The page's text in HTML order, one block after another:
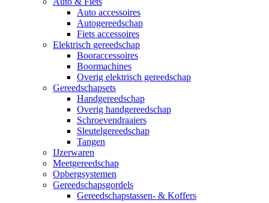
Auto accessoires
Autogereedschap
Fiets accessoires
Elektrisch gereedschap
Booraccessoires
Boormachines
Overig elektrisch gereedschap
Gereedschapsets
Handgereedschap
Overig handgereedschap
Schroevendraaiers
Sleutelgereedschap
Tangen
IJzerwaren
Meetgereedschap
Opbergsystemen
Gereedschapsgordels
Gereedschapstassen- & Koffers